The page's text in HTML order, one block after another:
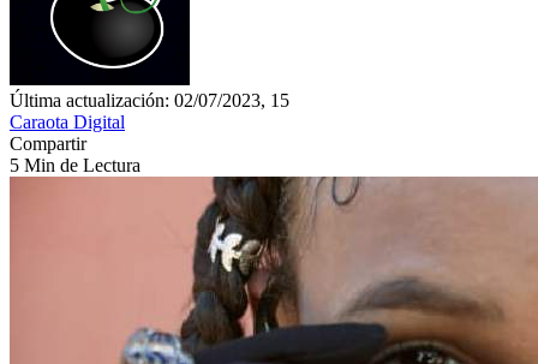
Última actualización: 02/07/2023, 15
Caraota Digital
Compartir
5 Min de Lectura